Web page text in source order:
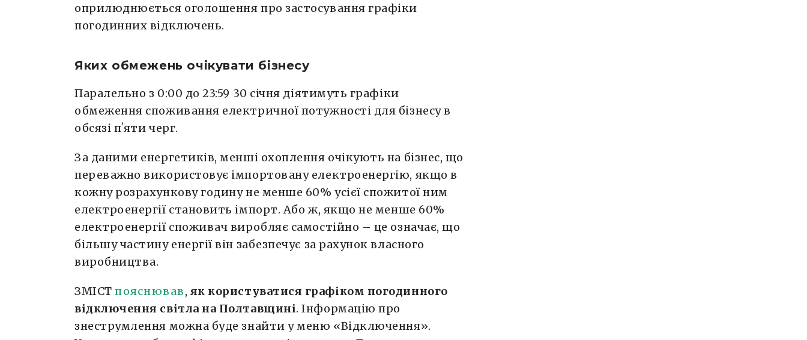
оприлюднюється оголошення про застосування графіки
погодинних відключень.
Яких обмежень очікувати бізнесу
Паралельно з 0:00 до 23:59 30 січня діятимуть графіки
обмеження споживання електричної потужності для бізнесу в
обсязі пʼяти черг.
За даними енергетиків, менші охоплення очікують на бізнес, що
переважно використовує імпортовану електроенергію, якщо в
кожну розрахункову годину не менше 60% усієї спожитої ним
електроенергії становить імпорт. Або ж, якщо не менше 60%
електроенергії споживач виробляє самостійно – це означає, що
більшу частину енергії він забезпечує за рахунок власного
виробництва.
ЗМІСТпояснював, як користуватися графіком погодинного
відключення світла на Полтавщині. Інформацію про
знеструмлення можна буде знайти у меню «Відключення».